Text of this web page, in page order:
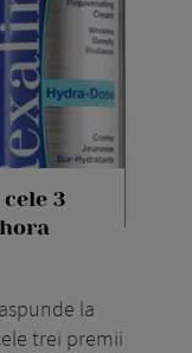
3
la
trei premii